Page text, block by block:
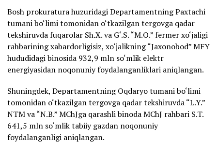
Bosh prokuratura huzuridagi Departamentning Paxtachi
tumani bo‘limi tomonidan o‘tkazilgan tergovga qadar
tekshiruvda fuqarolar Sh.X. va G‘.S. “M.O.” fermer xo‘jaligi
rahbarining xabardorligisiz, xo‘jalikning “Jaxonobod” MFY
hududidagi binosida 932,9 mln so‘mlik elektr
energiyasidan noqonuniy foydalanganliklari aniqlangan.
Shuningdek, Departamentning Oqdaryo tumani bo‘limi
tomonidan o‘tkazilgan tergovga qadar tekshiruvda “L.Y.”
NTM va “N.B.” MChJga qarashli binoda MChJ rahbari S.T.
641,5 mln so‘mlik tabiiy gazdan noqonuniy
foydalanganligi aniqlangan.